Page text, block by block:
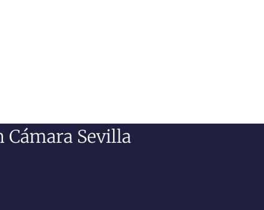
Cámara Sevilla